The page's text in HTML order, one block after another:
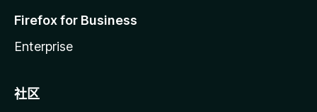
Firefox for Business
Enterprise
社区